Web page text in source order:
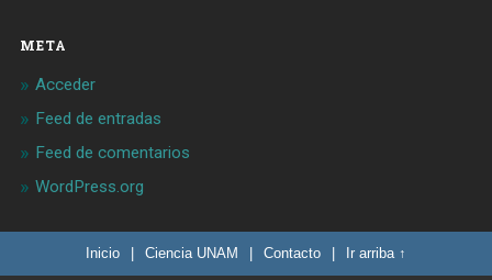
META
Acceder
Feed de entradas
Feed de comentarios
WordPress.org
Inicio Ciencia UNAM Contacto Ir arriba ↑